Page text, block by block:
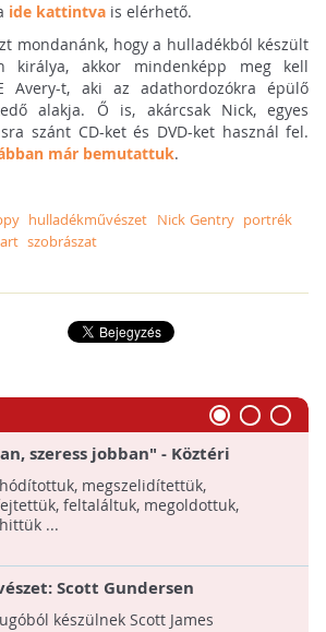
ide kattintvais elérhető.
mondanánk, hogy a hulladékból készült
királya, akkor mindenképp meg kell
Avery-t, aki az adathordozókra épülő
alakja. Ő is, akárcsak Nick, egyes
szánt CD-ket és DVD-ket használ fel.
már bemutattuk.
hulladékművészet Nick Gentry portrék
szobrászat
szeress jobban" - Köztéri
térenmegszelidítettük,
feltaláltuk, megoldottuk,
...
Scott Gundersen
készülnek Scott James